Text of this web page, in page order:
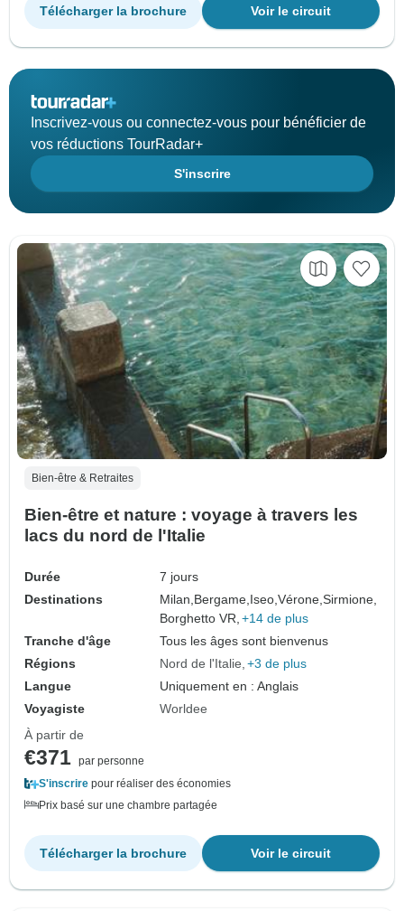
Voir le circuit
Télécharger la brochure
Inscrivez-vous ou connectez-vous pour bénéficier de
vos réductions TourRadar+
S'inscrire
Bien-être & Retraites
Bien-être et nature : voyage à travers les
lacs du nord de l'Italie
Durée
7 jours
Destinations
Milan,Bergame,Iseo,Vérone,Sirmione,
Borghetto VR, +14 de plus
Tranche d'âge
Tous les âges sont bienvenus
Régions
Nord de l'Italie +3 de plus
Langue
Uniquement en : Anglais
Voyagiste
Worldee
À partir de
€371 par personne
S'inscrire pour réaliser des économies
Prix basé sur une chambre partagée
Voir le circuit
Télécharger la brochure